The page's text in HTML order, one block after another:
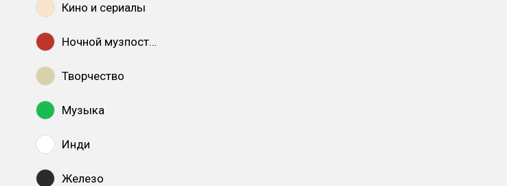
Кино и сериалы
Ночной музпостинг
Творчество
Музыка
Инди
Железо